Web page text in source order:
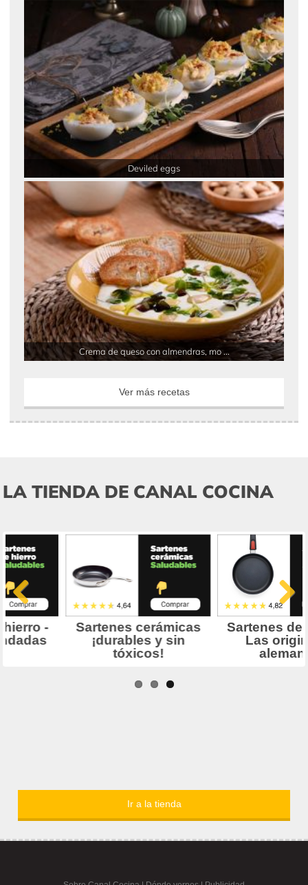
Deviled eggs
Crema de queso con almendras, mo ...
Ver más recetas
LA TIENDA DE CANAL COCINA
Ir a la tienda